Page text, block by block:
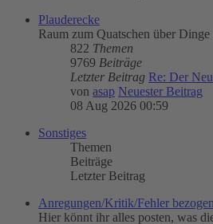
Plauderecke
Raum zum Quatschen über
822 Themen
9769 Beiträge
Letzter Beitrag Re: Der
von asap Neuester Beitrag
08 Aug 2026 00:59
Sonstiges
Themen
Beiträge
Letzter Beitrag
Anregungen/Kritik/Fehler
Hier könnt ihr alles posten, was